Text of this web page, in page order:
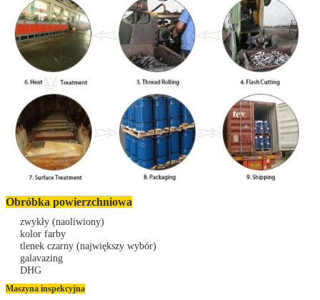
Zostaw wiadomość
Oddzwonimy wkrótce!
Obróbka powierzchniowa
zwykły (naoliwiony)
kolor farby
tlenek czarny (największy wybór)
galavazing
DHG
Maszyna inspekcyjna